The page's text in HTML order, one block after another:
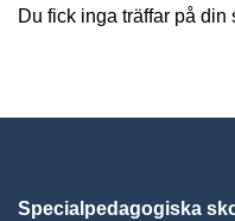
Du fick inga träffar på din
Specialpedagogiska